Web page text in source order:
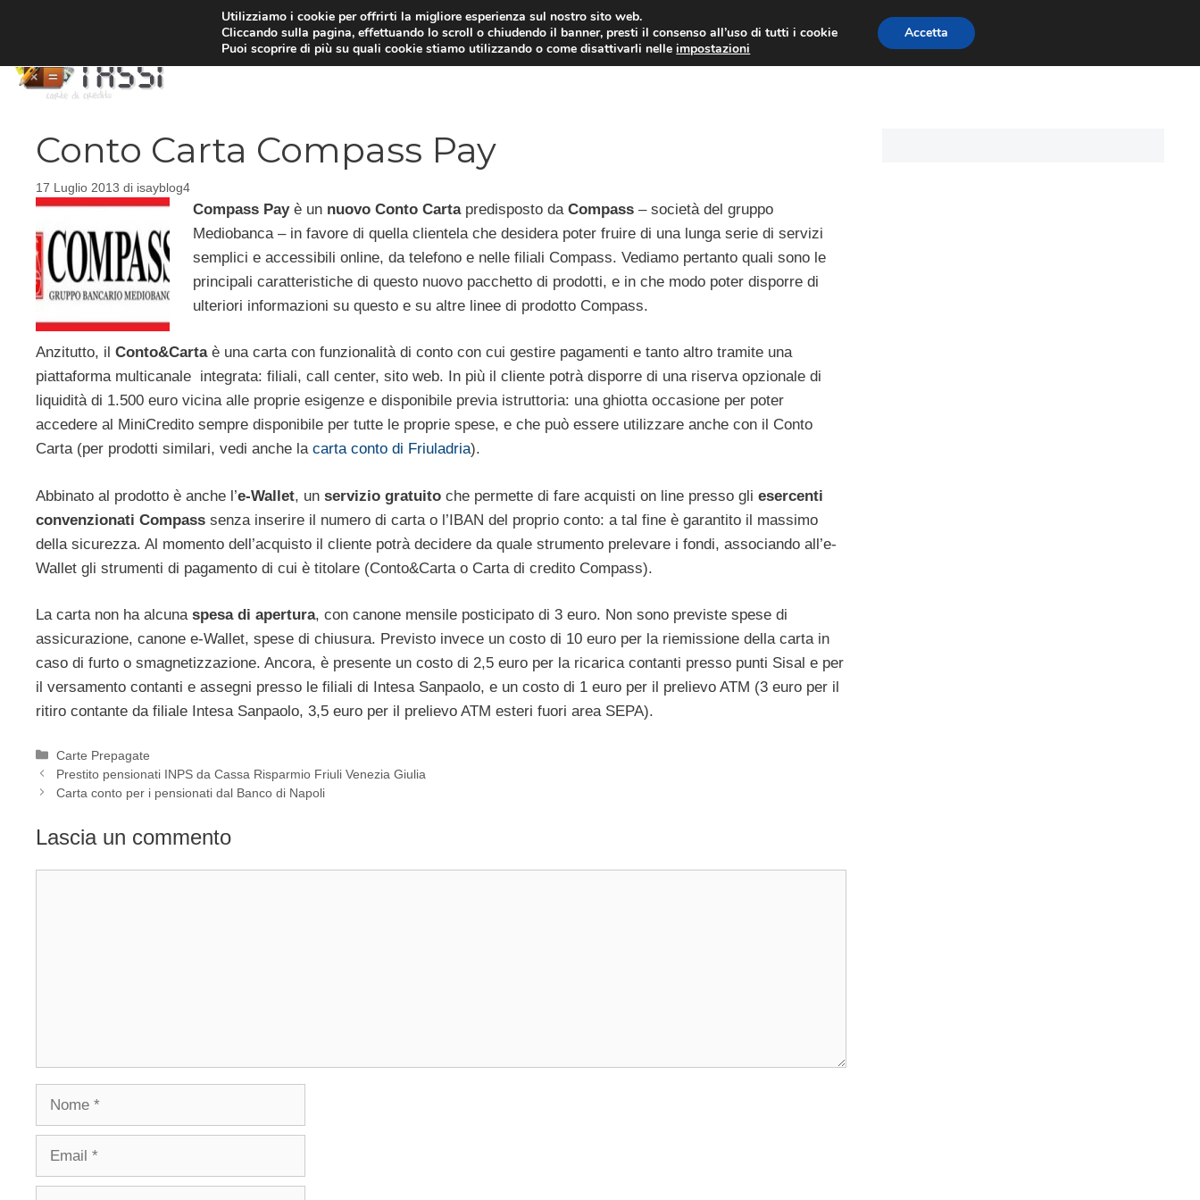
MUTUI PRIMA CASA PRESTITI PERSONALI
Conto Carta Compass Pay
17 Luglio 2013 di isayblog4
Compass Payè un nuovo Conto Cartapredisposto da Compass– società del gruppo
Mediobanca – in favore di quella clientela che desidera poter fruire di una lunga serie di servizi
semplici e accessibili online, da telefono e nelle filiali Compass. Vediamo pertanto quali sono le
principali caratteristiche di questo nuovo pacchetto di prodotti, e in che modo poter disporre di
ulteriori informazioni su questo e su altre linee di prodotto Compass.
Anzitutto, il Conto&Cartaè una carta con funzionalità di conto con cui gestire pagamenti e tanto altro tramite una
piattaforma multicanale integrata: filiali, call center, sito web. In più il cliente potrà disporre di una riserva opzionale di
liquidità di 1.500 euro vicina alle proprie esigenze e disponibile previa istruttoria: una ghiotta occasione per poter
accedere al MiniCredito sempre disponibile per tutte le proprie spese, e che può essere utilizzare anche con il Conto
Carta (per prodotti similari, vedi anche la carta conto di Friuladria).
Abbinato al prodotto è anche l’e-Wallet, un servizio gratuito che permette di fare acquisti on line presso gli esercenti
convenzionati Compass senza inserire il numero di carta o l’IBAN del proprio conto: a tal fine è garantito il massimo
della sicurezza. Al momento dell’acquisto il cliente potrà decidere da quale strumento prelevare i fondi, associando all’e-
Wallet gli strumenti di pagamento di cui è titolare (Conto&Carta o Carta di credito Compass).
La carta non ha alcuna spesa di apertura, con canone mensile posticipato di 3 euro. Non sono previste spese di
assicurazione, canone e-Wallet, spese di chiusura. Previsto invece un costo di 10 euro per la riemissione della carta in
caso di furto o smagnetizzazione. Ancora, è presente un costo di 2,5 euro per la ricarica contanti presso punti Sisal e per
il versamento contanti e assegni presso le filiali di Intesa Sanpaolo, e un costo di 1 euro per il prelievo ATM (3 euro per il
ritiro contante da filiale Intesa Sanpaolo, 3,5 euro per il prelievo ATM esteri fuori area SEPA).
Categorie
Carte Prepagate
Prestito pensionati INPS da Cassa Risparmio Friuli Venezia Giulia
Carta conto per i pensionati dal Banco di Napoli
Lascia un commento
Nome
Email
Utilizziamo i cookie per offrirti la migliore esperienza sul nostro sito web.
Cliccando sulla pagina, effettuando lo scroll o chiudendo il banner, presti il consenso all’uso di tutti i cookie
Puoi scoprire di più su quali cookie stiamo utilizzando o come disattivarli nelleimpostazioni
Accetta